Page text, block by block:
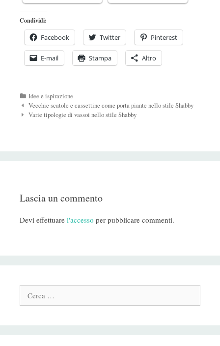
Condividi:
Facebook Twitter Pinterest
E-mail Stampa Altro
Categorie
Idee e ispirazione
Navigazione
Post
Vecchie scatole e cassettine come porta piante nello stile Shabby
Varie tipologie di vassoi nello stile Shabby
Lascia un commento
Devi effettuare l'accesso per pubblicare commenti.
Cerca: